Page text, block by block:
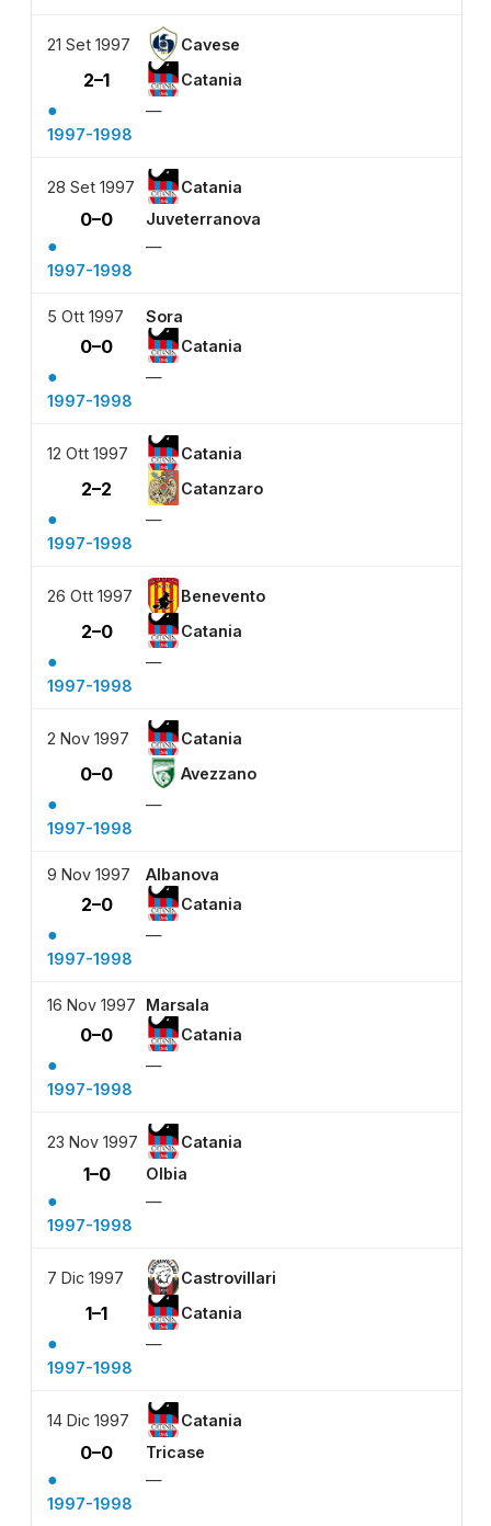
21 Set 1997 Cavese
2–1 Catania
●
—
1997-1998
28 Set 1997 Catania
0–0 Juveterranova
●
—
1997-1998
5 Ott 1997 Sora
0–0 Catania
●
—
1997-1998
12 Ott 1997 Catania
2–2 Catanzaro
●
—
1997-1998
26 Ott 1997 Benevento
2–0 Catania
●
—
1997-1998
2 Nov 1997 Catania
0–0 Avezzano
●
—
1997-1998
9 Nov 1997 Albanova
2–0 Catania
●
—
1997-1998
16 Nov 1997 Marsala
0–0 Catania
●
—
1997-1998
23 Nov 1997 Catania
1–0 Olbia
●
—
1997-1998
7 Dic 1997 Castrovillari
1–1 Catania
●
—
1997-1998
14 Dic 1997 Catania
0–0 Tricase
●
—
1997-1998